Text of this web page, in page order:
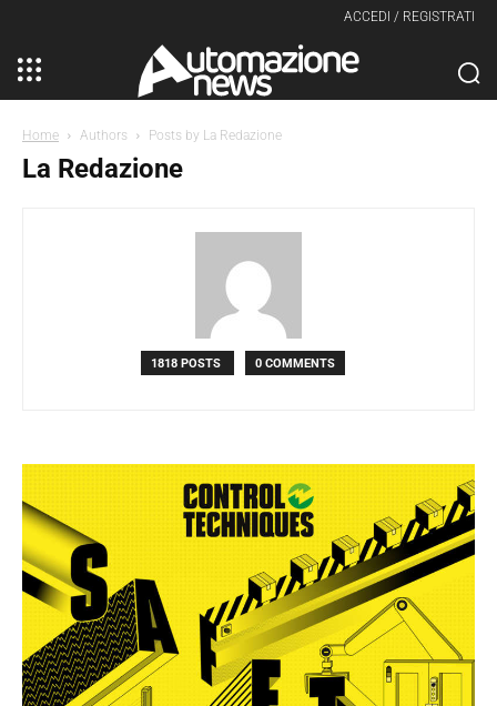
ACCEDI / REGISTRATI
Home Authors Posts by La Redazione
La Redazione
1818 POSTS 0 COMMENTS